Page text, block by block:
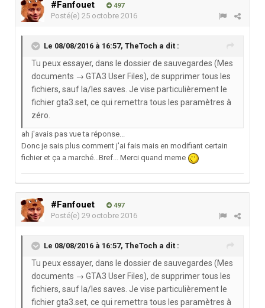
#Fanfouet 497
Posté(e) 25 octobre 2016
Le 08/08/2016 à 16:57, TheToch a dit :
Tu peux essayer, dans le dossier de sauvegardes (Mes
documents → GTA3 User Files), de supprimer tous les
fichiers, sauf la/les saves. Je vise particulièrement le
fichier gta3.set, ce qui remettra tous les paramètres à
zéro.
ah j'avais pas vue ta réponse...
Donc je sais plus comment j'ai fais mais en modifiant certain
fichier et ça a marché...Bref... Merci quand meme
#Fanfouet 497
Posté(e) 29 octobre 2016
Le 08/08/2016 à 16:57, TheToch a dit :
Tu peux essayer, dans le dossier de sauvegardes (Mes
documents → GTA3 User Files), de supprimer tous les
fichiers, sauf la/les saves. Je vise particulièrement le
fichier gta3.set, ce qui remettra tous les paramètres à